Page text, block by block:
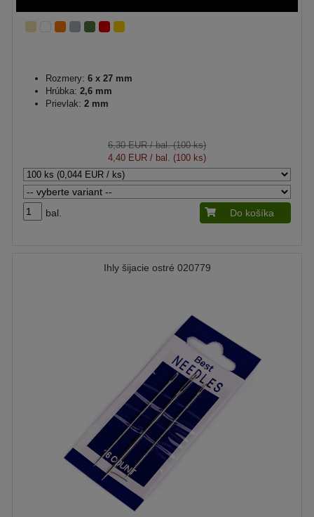
Rozmery: 6 x 27 mm
Hrúbka: 2,6 mm
Prievlak: 2 mm
6,30 EUR/ bal. (100 ks)
4,40 EUR / bal. (100 ks)
bal. Do košíka
Ihly šijacie ostré 020779